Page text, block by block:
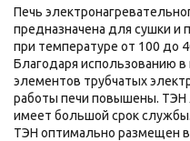
Печь
предназначена для сушки и
при температуре от 100 до
Благодаря использованию в
элементов трубчатых
работы печи повышены. ТЭН
имеет большой срок службы.
ТЭН оптимально размещен